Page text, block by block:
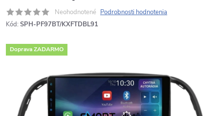
Neohodnotené Podrobnosti hodnotenia
Kód: SPH-PF97BT/KXFTDBL91
Doprava ZADARMO